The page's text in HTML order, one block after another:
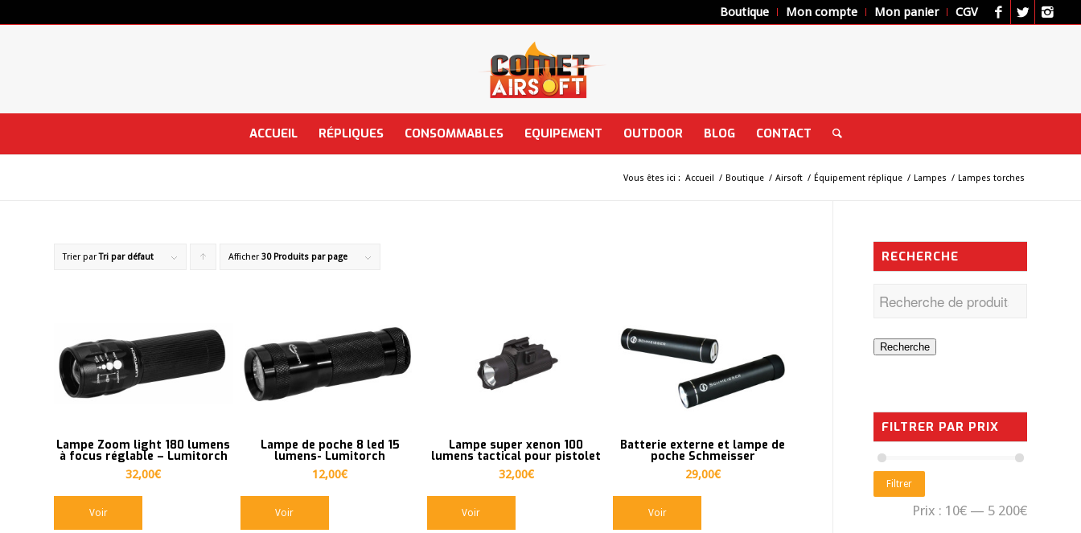
Boutique Mon compte Mon panier CGV
ACCUEIL RÉPLIQUES CONSOMMABLES EQUIPEMENT OUTDOOR BLOG CONTACT
Vous êtes ici : Accueil / Boutique / Airsoft / Équipement réplique / Lampes / Lampes torches
Trier parTri par défaut Cliquer
les
Afficher30 Produits par page
Lampe Zoom light 180 lumens
à focus réglable – Lumitorch
32,00€
Voir
Lampe de poche 8 led 15
lumens- Lumitorch
12,00€
Voir
Lampe super xenon 100
lumens tactical pour pistolet
32,00€
Voir
Batterie externe et lampe de
poche Schmeisser
29,00€
Voir
RECHERCHE
Recherche
FILTRER PAR PRIX
Filtrer
Prix : 10€ — 5 200€